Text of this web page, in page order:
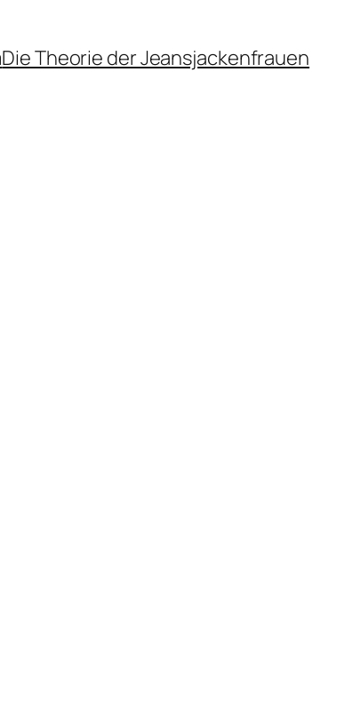
Die Theorie der Jeansjackenfrauen